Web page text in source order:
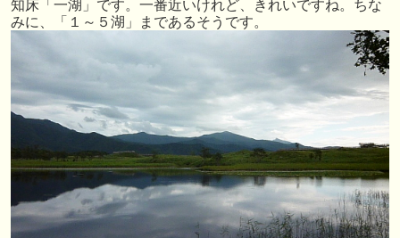
知床「一湖」です。一番近いけれど、きれいですね。ちな
みに、「１～５湖」まであるそうです。